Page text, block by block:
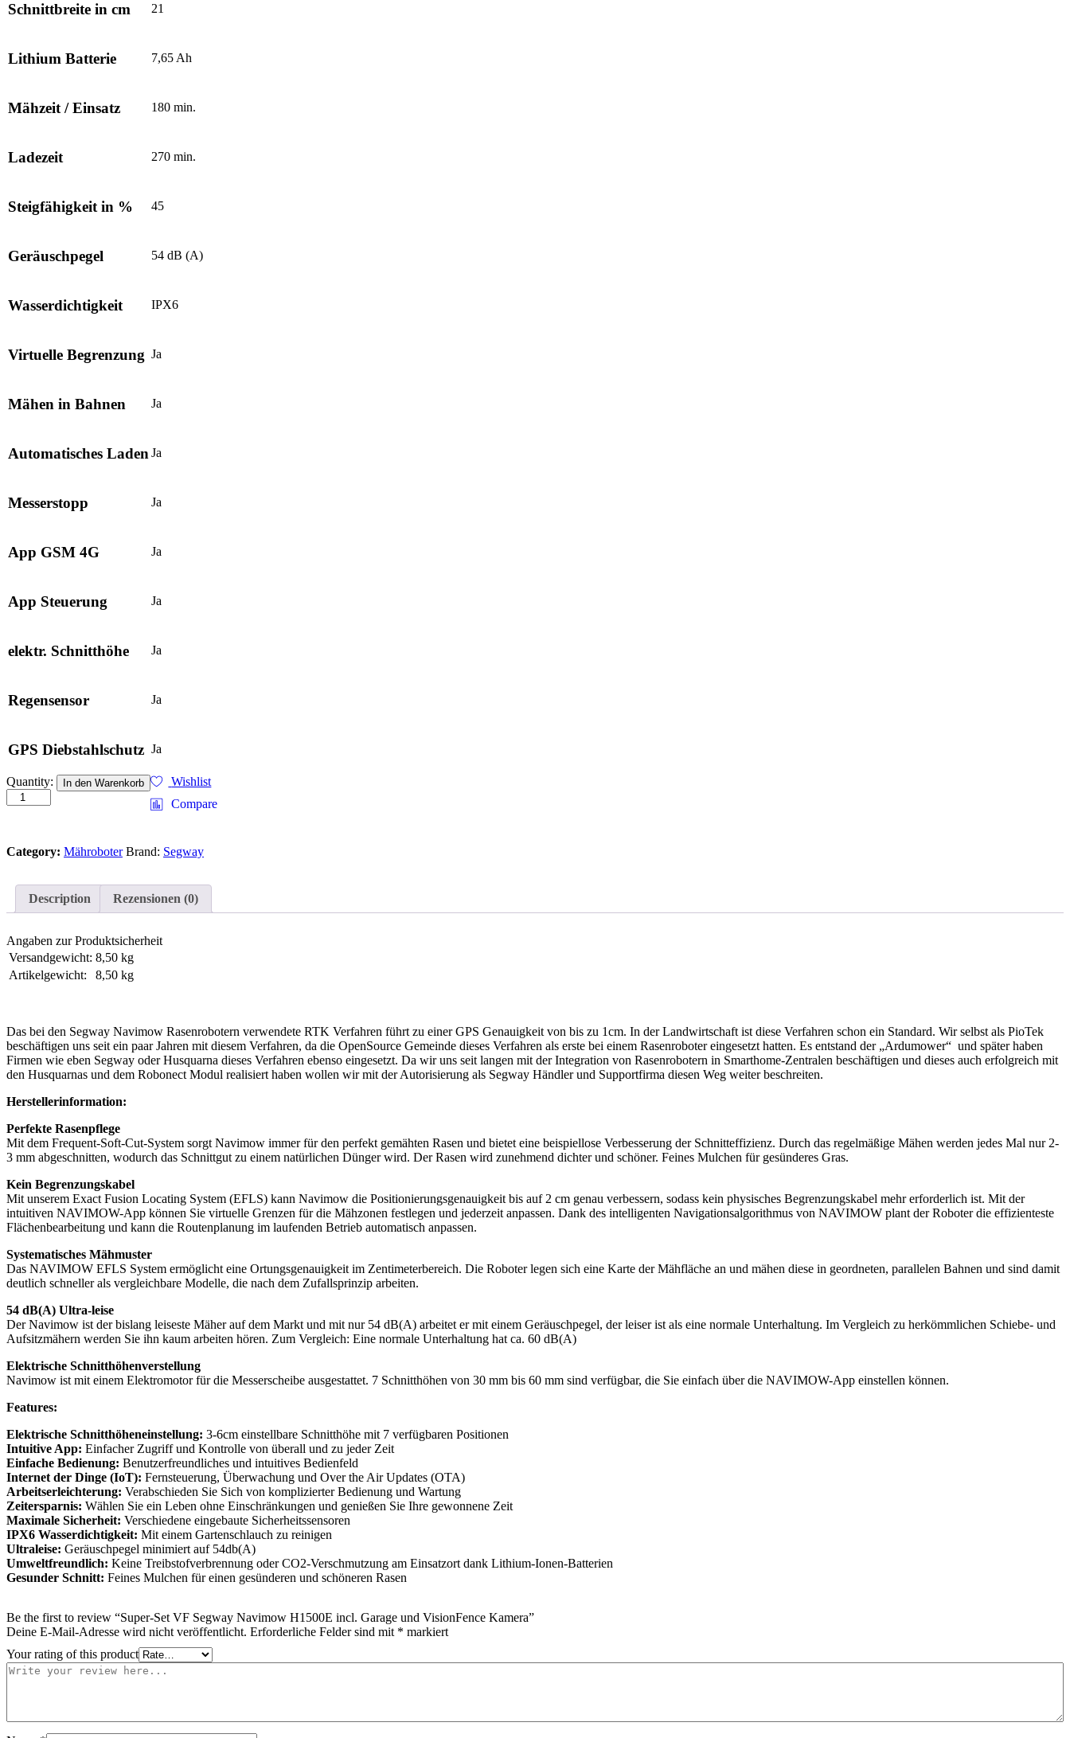
Schnittbreite in cm 21
Lithium Batterie 7,65 Ah
Mähzeit / Einsatz 180 min.
Ladezeit 270 min.
Steigfähigkeit in % 45
Geräuschpegel 54 dB (A)
Wasserdichtigkeit IPX6
Virtuelle Begrenzung Ja
Mähen in Bahnen Ja
Automatisches Laden Ja
Messerstopp Ja
App GSM 4G Ja
App Steuerung Ja
elektr. Schnitthöhe Ja
Regensensor Ja
GPS Diebstahlschutz Ja
Super-
Set
VF
H1500E
VisionFence
quantity
Quantity: In den Warenkorb
Wishlist
Compare
Category: Mähroboter Brand: Segway
Description Rezensionen (0)
Angaben zur Produktsicherheit
Versandgewicht: 8,50 kg
Artikelgewicht:
8,50 kg
Das bei den Segway Navimow Rasenrobotern verwendete RTK Verfahren führt zu einer GPS Genauigkeit von bis zu 1cm. In der Landwirtschaft ist diese Verfahren schon ein Standard. Wir selbst als PioTek
beschäftigen uns seit ein paar Jahren mit diesem Verfahren, da die OpenSource Gemeinde dieses Verfahren als erste bei einem Rasenroboter eingesetzt hatten. Es entstand der „Ardumower“ und später haben
Firmen wie eben Segway oder Husquarna dieses Verfahren ebenso eingesetzt. Da wir uns seit langen mit der Integration von Rasenrobotern in Smarthome-Zentralen beschäftigen und dieses auch erfolgreich mit
den Husquarnas und dem Robonect Modul realisiert haben wollen wir mit der Autorisierung als Segway Händler und Supportfirma diesen Weg weiter beschreiten.
Herstellerinformation:
Perfekte Rasenpflege
Mit dem Frequent-Soft-Cut-System sorgt Navimow immer für den perfekt gemähten Rasen und bietet eine beispiellose Verbesserung der Schnitteffizienz. Durch das regelmäßige Mähen werden jedes Mal nur 2-
3 mm abgeschnitten, wodurch das Schnittgut zu einem natürlichen Dünger wird. Der Rasen wird zunehmend dichter und schöner. Feines Mulchen für gesünderes Gras.
Kein Begrenzungskabel
Mit unserem Exact Fusion Locating System (EFLS) kann Navimow die Positionierungsgenauigkeit bis auf 2 cm genau verbessern, sodass kein physisches Begrenzungskabel mehr erforderlich ist. Mit der
intuitiven NAVIMOW-App können Sie virtuelle Grenzen für die Mähzonen festlegen und jederzeit anpassen. Dank des intelligenten Navigationsalgorithmus von NAVIMOW plant der Roboter die effizienteste
Flächenbearbeitung und kann die Routenplanung im laufenden Betrieb automatisch anpassen.
Systematisches Mähmuster
Das NAVIMOW EFLS System ermöglicht eine Ortungsgenauigkeit im Zentimeterbereich. Die Roboter legen sich eine Karte der Mähfläche an und mähen diese in geordneten, parallelen Bahnen und sind damit
deutlich schneller als vergleichbare Modelle, die nach dem Zufallsprinzip arbeiten.
54 dB(A) Ultra-leise
Der Navimow ist der bislang leiseste Mäher auf dem Markt und mit nur 54 dB(A) arbeitet er mit einem Geräuschpegel, der leiser ist als eine normale Unterhaltung. Im Vergleich zu herkömmlichen Schiebe- und
Aufsitzmähern werden Sie ihn kaum arbeiten hören. Zum Vergleich: Eine normale Unterhaltung hat ca. 60 dB(A)
Elektrische Schnitthöhenverstellung
Navimow ist mit einem Elektromotor für die Messerscheibe ausgestattet. 7 Schnitthöhen von 30 mm bis 60 mm sind verfügbar, die Sie einfach über die NAVIMOW-App einstellen können.
Features:
Elektrische Schnitthöheneinstellung: 3-6cm einstellbare Schnitthöhe mit 7 verfügbaren Positionen
Intuitive App: Einfacher Zugriff und Kontrolle von überall und zu jeder Zeit
Einfache Bedienung: Benutzerfreundliches und intuitives Bedienfeld
Internet der Dinge (IoT): Fernsteuerung, Überwachung und Over the Air Updates (OTA)
Arbeitserleichterung: Verabschieden Sie Sich von komplizierter Bedienung und Wartung
Zeitersparnis: Wählen Sie ein Leben ohne Einschränkungen und genießen Sie Ihre gewonnene Zeit
Maximale Sicherheit: Verschiedene eingebaute Sicherheitssensoren
IPX6 Wasserdichtigkeit: Mit einem Gartenschlauch zu reinigen
Ultraleise: Geräuschpegel minimiert auf 54db(A)
Umweltfreundlich: Keine Treibstofverbrennung oder CO2-Verschmutzung am Einsatzort dank Lithium-Ionen-Batterien
Gesunder Schnitt: Feines Mulchen für einen gesünderen und schöneren Rasen
Be the first to review “Super-Set VF Segway Navimow H1500E incl. Garage und VisionFence Kamera”
Deine E-Mail-Adresse wird nicht veröffentlicht. Erforderliche Felder sind mit * markiert
Your rating of this product